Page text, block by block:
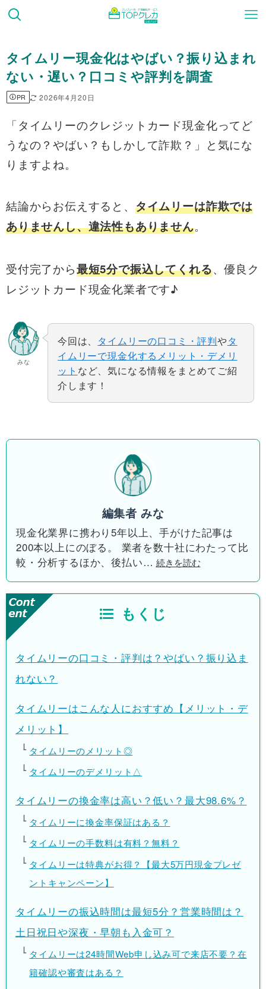
タイムリー現金化はやばい？振り込まれ
ない・遅い？口コミや評判を調査
PR 2026年4月20日
「タイムリーのクレジットカード現金化ってど
うなの？やばい？もしかして詐欺？」と気にな
りますよね。
結論からお伝えすると、 タイムリーは詐欺では
ありませんし、違法性もありません。
受付完了から最短5分で振込してくれる、優良ク
レジットカード現金化業者です♪
みな
今回は、 タイムリーの口コミ・評判やタ
イムリーで現金化するメリット・デメリ
ット など、気になる情報をまとめてご紹
介します！
編集者 みな
現金化業界に携わり5年以上、手がけた記事は
200本以上にのぼる。 業者を数十社にわたって比
較・分析するほか、後払い… 続きを読む
もくじ
タイムリーの口コミ・評判は？やばい？振り込ま
れない？
タイムリーはこんな人におすすめ【メリット・デ
メリット】
タイムリーのメリット◎
タイムリーのデメリット△
タイムリーの換金率は高い？低い？最大98.6%？
タイムリーに換金率保証はある？
タイムリーの手数料は有料？無料？
タイムリーは特典がお得？【最大5万円現金プレゼ
ントキャンペーン】
タイムリーの振込時間は最短5分？営業時間は？
土日祝日や深夜・早朝も入金可？
タイムリーは24時間Web申し込み可で来店不要？在
籍確認や審査はある？